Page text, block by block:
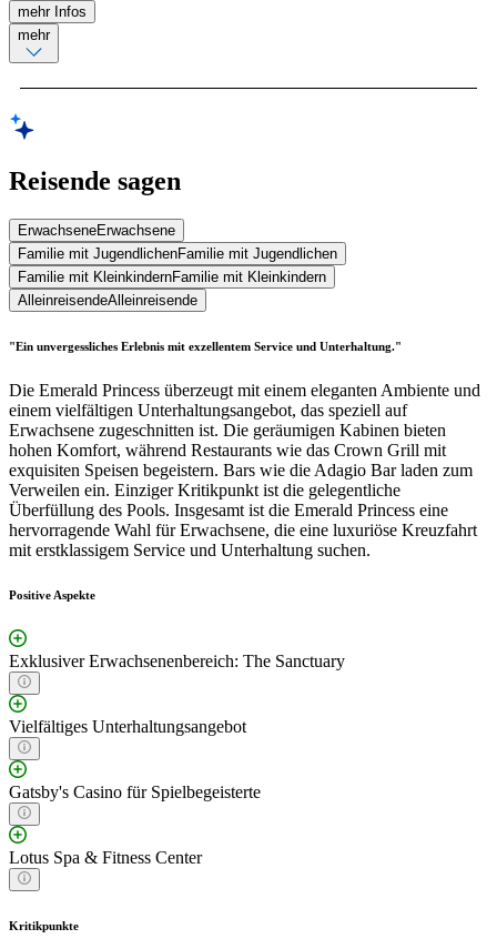
mehr Infos
mehr
Reisende sagen
ErwachseneErwachsene
Familie mit JugendlichenFamilie mit Jugendlichen
Familie mit KleinkindernFamilie mit Kleinkindern
AlleinreisendeAlleinreisende
"Ein unvergessliches Erlebnis mit exzellentem Service und Unterhaltung."
Die Emerald Princess überzeugt mit einem eleganten Ambiente und
einem vielfältigen Unterhaltungsangebot, das speziell auf
Erwachsene zugeschnitten ist. Die geräumigen Kabinen bieten
hohen Komfort, während Restaurants wie das Crown Grill mit
exquisiten Speisen begeistern. Bars wie die Adagio Bar laden zum
Verweilen ein. Einziger Kritikpunkt ist die gelegentliche
Überfüllung des Pools. Insgesamt ist die Emerald Princess eine
hervorragende Wahl für Erwachsene, die eine luxuriöse Kreuzfahrt
mit erstklassigem Service und Unterhaltung suchen.
Positive Aspekte
Exklusiver Erwachsenenbereich: The Sanctuary
Vielfältiges Unterhaltungsangebot
Gatsby's Casino für Spielbegeisterte
Lotus Spa & Fitness Center
Kritikpunkte